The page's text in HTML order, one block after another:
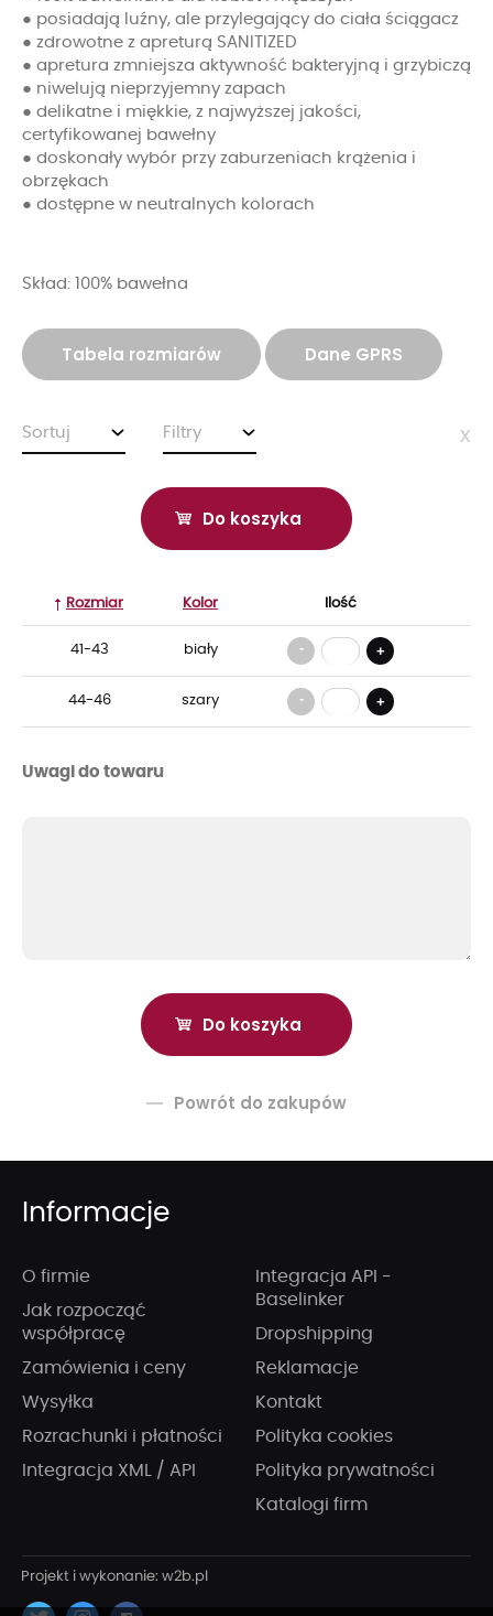
● posiadają luźny, ale przylegający do ciała ściągacz
● zdrowotne z apreturą SANITIZED
● apretura zmniejsza aktywność bakteryjną i grzybiczą
● niwelują nieprzyjemny zapach
● delikatne i miękkie, z najwyższej jakości,
certyfikowanej bawełny
● doskonały wybór przy zaburzeniach krążenia i
obrzękach
● dostępne w neutralnych kolorach
Skład: 100% bawełna
Tabela rozmiarów Dane GPRS
Sortuj Filtry x
Do koszyka
Rozmiar Kolor Ilość
41-43 biały - +
44-46 szary - +
Uwagi do towaru
Powrót do zakupów
Informacje
O firmie
Jak rozpocząć
współpracę
Zamówienia i ceny
Wysyłka
Rozrachunki i płatności
Integracja XML / API
Integracja API -
Baselinker
Dropshipping
Reklamacje
Kontakt
Polityka cookies
Polityka prywatności
Katalogi firm